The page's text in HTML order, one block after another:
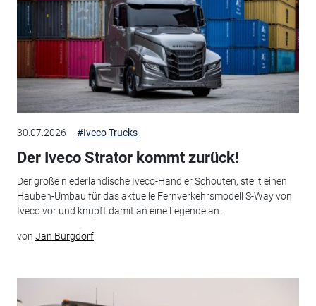
30.07.2026 #Iveco Trucks
Der Iveco Strator kommt zurück!
Der große niederländische Iveco-Händler Schouten, stellt einen
Hauben-Umbau für das aktuelle Fernverkehrsmodell S-Way von
Iveco vor und knüpft damit an eine Legende an.
von Jan Burgdorf